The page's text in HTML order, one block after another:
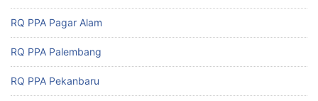
RQ PPA Pagar Alam
RQ PPA Palembang
RQ PPA Pekanbaru